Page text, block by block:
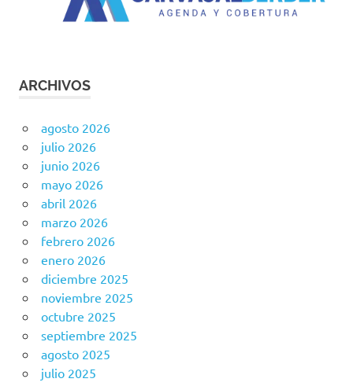
ARCHIVOS
agosto 2026
julio 2026
junio 2026
mayo 2026
abril 2026
marzo 2026
febrero 2026
enero 2026
diciembre 2025
noviembre 2025
octubre 2025
septiembre 2025
agosto 2025
julio 2025